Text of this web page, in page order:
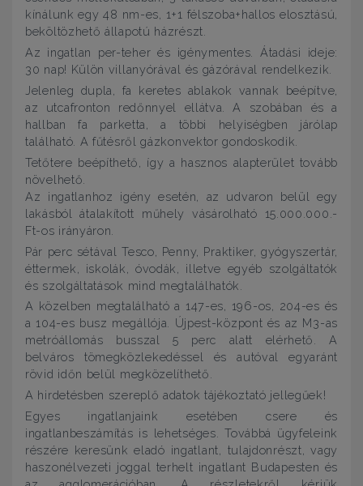
kínálunk egy 48 nm-es, 1+1 félszoba+hallos elosztású,
beköltözhető állapotú házrészt.
Az ingatlan per-teher és igénymentes. Átadási ideje:
30 nap! Külön villanyórával és gázórával rendelkezik.
Jelenleg dupla, fa keretes ablakok vannak beépítve,
az utcafronton redőnnyel ellátva. A szobában és a
hallban fa parketta, a többi helyiségben járólap
található. A fűtésről gázkonvektor gondoskodik.
Tetőtere beépíthető, így a hasznos alapterület tovább
növelhető.
Az ingatlanhoz igény esetén, az udvaron belül egy
lakásból átalakított műhely vásárolható 15.000.000.-
Ft-os irányáron.
Pár perc sétával Tesco, Penny, Praktiker, gyógyszertár,
éttermek, iskolák, óvodák, illetve egyéb szolgáltatók
és szolgáltatások mind megtalálhatók.
A közelben megtalálható a 147-es, 196-os, 204-es és
a 104-es busz megállója. Újpest-központ és az M3-as
metróállomás busszal 5 perc alatt elérhető. A
belváros tömegközlekedéssel és autóval egyaránt
rövid időn belül megközelíthető.
A hirdetésben szereplő adatok tájékoztató jellegűek!
Egyes ingatlanjaink esetében csere és
ingatlanbeszámítás is lehetséges. Továbbá ügyfeleink
részére keresünk eladó ingatlant, tulajdonrészt, vagy
haszonélvezeti joggal terhelt ingatlant Budapesten és